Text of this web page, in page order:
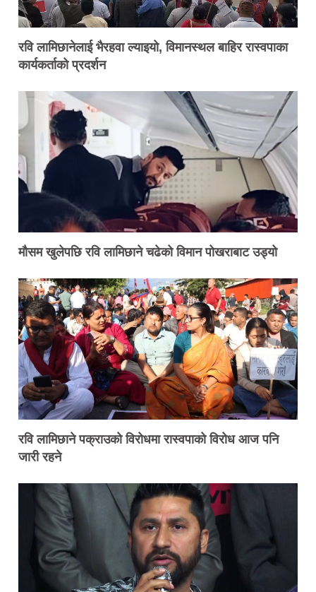
रवि लामिछानेलाई भैरहवा ल्याइयो, विमानस्थल बाहिर रास्वपाका
कार्यकर्ताको प्रदर्शन
मौसम खुलेपछि रवि लामिछाने चढेको विमान पोखराबाट उड्यो
रवि लामिछाने पक्राउको विरोधमा रास्वपाको विरोध आज पनि
जारी रहने